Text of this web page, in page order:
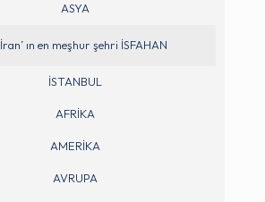
ASYA
İran’ ın en meşhur şehri İSFAHAN
İSTANBUL
AFRİKA
AMERİKA
AVRUPA